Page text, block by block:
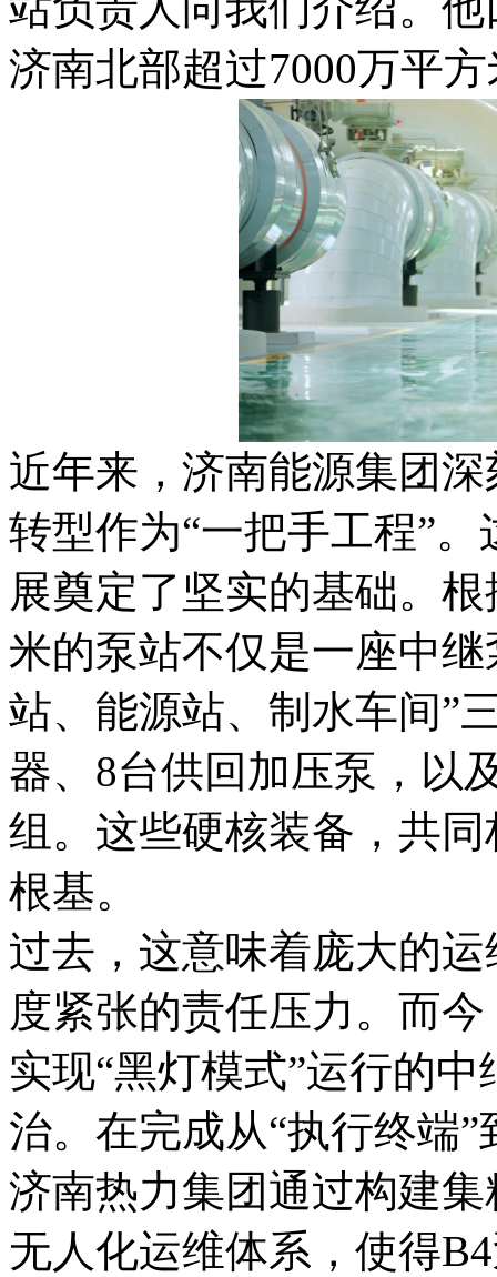
济南北部超过7000万平
近年来，济南能源集团
转型作为“一把手工程”
展奠定了坚实的基础。
米的泵站不仅是一座中
站、能源站、制水车间”
器、8台供回加压泵，以
组。这些硬核装备，共
根基。
过去，这意味着庞大的
度紧张的责任压力。而
实现“黑灯模式”运行的
治。 在完成从“执行终端
济南热力集团通过构建
无人化运维体系，使得